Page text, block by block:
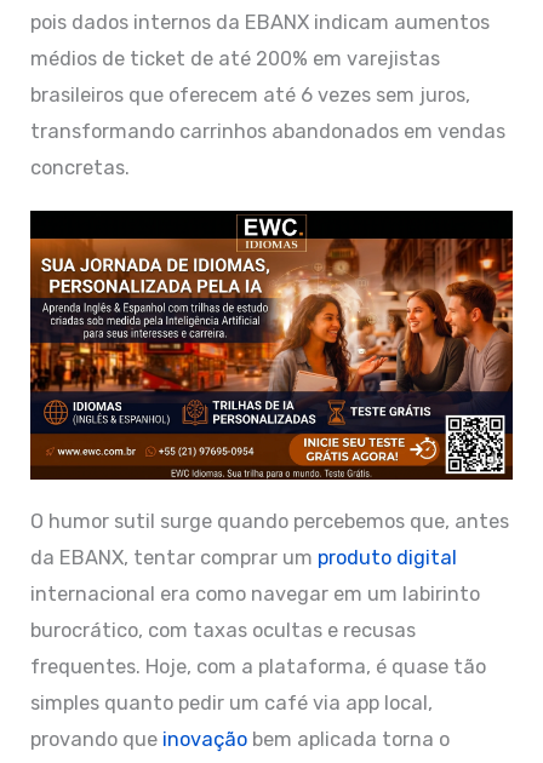
pois dados internos da EBANX indicam aumentos
médios de ticket de até 200% em varejistas
brasileiros que oferecem até 6 vezes sem juros,
transformando carrinhos abandonados em vendas
concretas.
O humor sutil surge quando percebemos que, antes
da EBANX, tentar comprar um produto digital
internacional era como navegar em um labirinto
burocrático, com taxas ocultas e recusas
frequentes. Hoje, com a plataforma, é quase tão
simples quanto pedir um café via app local,
provando que inovação bem aplicada torna o